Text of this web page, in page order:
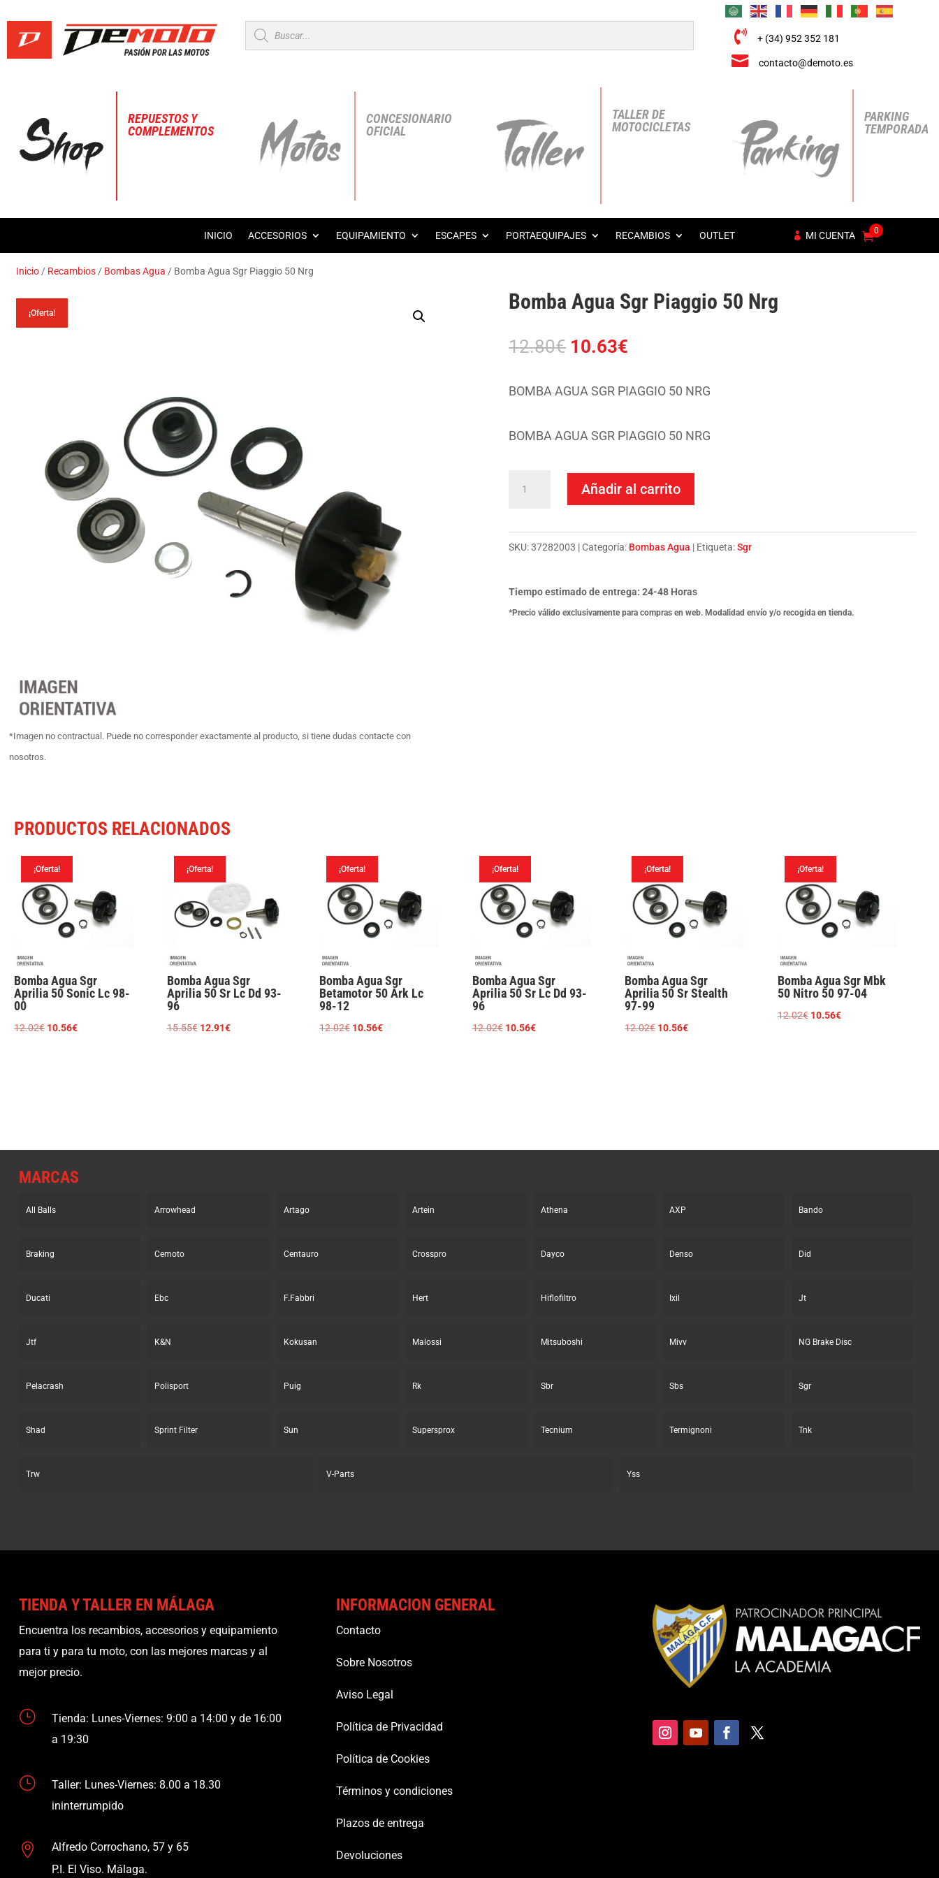
Búsqueda
de
productos
 + (34) 952 352 181
 contacto@demoto.es
REPUESTOS Y
COMPLEMENTOS
CONCESIONARIO
OFICIAL
TALLER DE
MOTOCICLETAS
PARKING
TEMPORADA
INICIO ACCESORIOS EQUIPAMIENTO ESCAPES PORTAEQUIPAJES RECAMBIOS OUTLET MI CUENTA 0
Inicio / Recambios / Bombas Agua / Bomba Agua Sgr Piaggio 50 Nrg
¡Oferta!
*Imagen no contractual. Puede no corresponder exactamente al producto, si tiene dudas contacte con
nosotros.
Bomba Agua Sgr Piaggio 50 Nrg
12.80€ El
original
12.80€.
10.63€
actual
10.63€.
BOMBA AGUA SGR PIAGGIO 50 NRG
BOMBA AGUA SGR PIAGGIO 50 NRG
Piaggio
Nrg
cantidad
Añadir al carrito
SKU:37282003 Categoría: Bombas Agua Etiqueta:Sgr
Tiempo estimado de entrega: 24-48 Horas
*Precio válido exclusivamente para compras en web. Modalidad envío y/o recogida en tienda.
PRODUCTOS RELACIONADOS
¡Oferta!
Bomba Agua Sgr
Aprilia 50 Sonic Lc 98-
00
12.02€ El
10.56€El
¡Oferta!
Bomba Agua Sgr
Aprilia 50 Sr Lc Dd 93-
96
15.55€ El
12.91€El
¡Oferta!
Bomba Agua Sgr
Betamotor 50 Ark Lc
98-12
12.02€ El
10.56€El
¡Oferta!
Bomba Agua Sgr
Aprilia 50 Sr Lc Dd 93-
96
12.02€ El
10.56€El
¡Oferta!
Bomba Agua Sgr
Aprilia 50 Sr Stealth
97-99
12.02€ El
10.56€El
¡Oferta!
Bomba Agua Sgr Mbk
50 Nitro 50 97-04
12.02€ El
10.56€El
MARCAS
All Balls Arrowhead Artago Artein Athena AXP Bando
Braking Cemoto Centauro Crosspro Dayco Denso Did
Ducati Ebc F.Fabbri Hert Hiflofiltro Ixil Jt
Jtf K&N Kokusan Malossi Mitsuboshi Mivv NG Brake Disc
Pelacrash Polisport Puig Rk Sbr Sbs Sgr
Shad Sprint Filter Sun Supersprox Tecnium Termignoni Tnk
Trw V-Parts Yss
TIENDA Y TALLER EN MÁLAGA
Encuentra los recambios, accesorios y equipamiento
para ti y para tu moto, con las mejores marcas y al
mejor precio.
}
Tienda: Lunes-Viernes: 9:00 a 14:00 y de 16:00
a 19:30
}
Taller: Lunes-Viernes: 8.00 a 18.30
ininterrumpido

Alfredo Corrochano, 57 y 65
P.I. El Viso. Málaga.
INFORMACION GENERAL
Contacto
Sobre Nosotros
Aviso Legal
Política de Privacidad
Política de Cookies
Términos y condiciones
Plazos de entrega
Devoluciones